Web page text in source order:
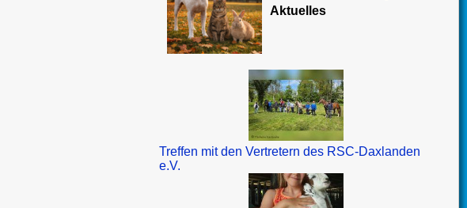
Aktuelles
Treffen mit den Vertretern des RSC-Daxlanden
e.V.